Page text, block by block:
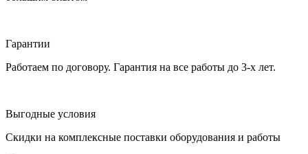
Гарантии
Работаем по договору. Гарантия на все работы до 3-х лет.
Выгодные условия
Скидки на комплексные поставки оборудования и работы